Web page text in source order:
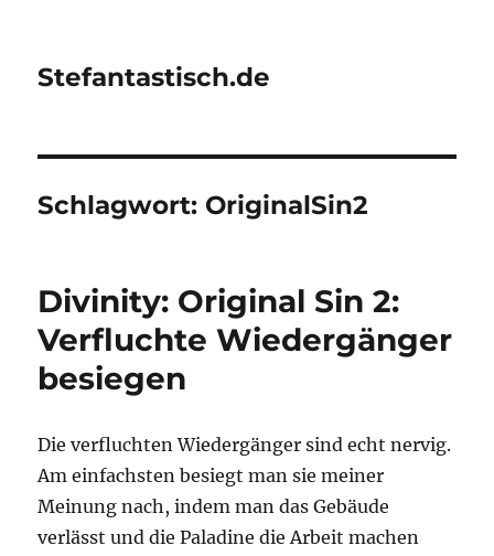
Stefantastisch.de
Schlagwort: OriginalSin2
Divinity: Original Sin 2:
Verfluchte Wiedergänger
besiegen
Die verfluchten Wiedergänger sind echt nervig.
Am einfachsten besiegt man sie meiner
Meinung nach, indem man das Gebäude
verlässt und die Paladine die Arbeit machen